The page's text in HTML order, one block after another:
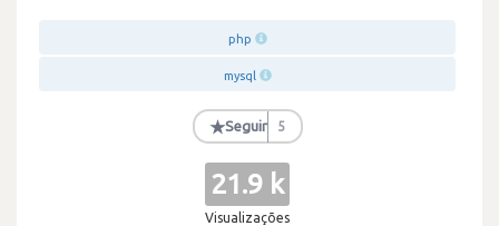
php
mysql
★Seguir 5
21.9 k
Visualizações